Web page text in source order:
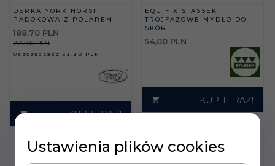
DERKA YORK HORSI
PADOKOWA Z POLAREM
188,70 PLN
222,00 PLN
Oszczędzasz 33.30 PLN
KUP TERAZ!
EQUIFIX STASSEK
TRÓJFAZOWE MYDŁO DO
SKÓR
54,00 PLN
KUP TERAZ!
Ustawienia plików cookies